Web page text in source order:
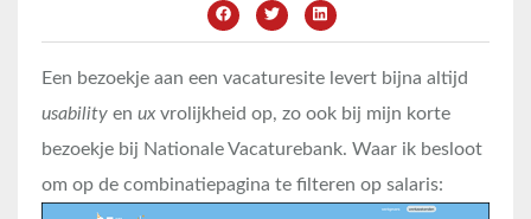
Een bezoekje aan een vacaturesite levert bijna altijd
usability en ux vrolijkheid op, zo ook bij mijn korte
bezoekje bij Nationale Vacaturebank. Waar ik besloot
om op de combinatiepagina te filteren op salaris: